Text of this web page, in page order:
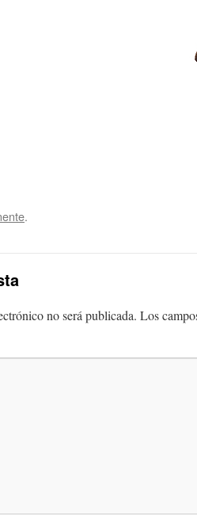
.
no será publicada. Los